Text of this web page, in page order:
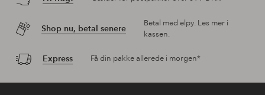
Shop nu, betal senere
Betal med elpy. Les mer i
kassen.
Express Få din pakke allerede i morgen*